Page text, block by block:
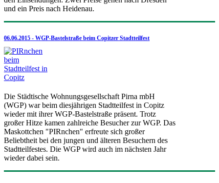
und ein Preis nach Heidenau.
06.06.2015 - WGP-Bastelstraße beim Copitzer Stadtteilfest
Die Städtische Wohnungsgesellschaft Pirna mbH
(WGP) war beim diesjährigen Stadtteilfest in Copitz
wieder mit ihrer WGP-Bastelstraße präsent. Trotz
großer Hitze kamen zahlreiche Besucher zur WGP. Das
Maskottchen "PIRnchen" erfreute sich großer
Beliebtheit bei den jungen und älteren Besuchern des
Stadtteilfestes. Die WGP wird auch im nächsten Jahr
wieder dabei sein.